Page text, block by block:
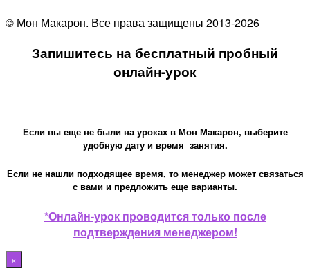
© Мон Макарон. Все права защищены 2013-2026
Запишитесь на бесплатный пробный
онлайн-урок
Если вы еще не были на уроках в Мон Макарон, выберите
удобную дату и время занятия.
Если не нашли подходящее время, то менеджер может связаться
с вами и предложить еще варианты.
*Онлайн-урок проводится только после
подтверждения менеджером!
×